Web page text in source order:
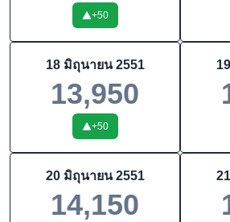
+50
18 มิถุนายน 2551
13,950
+50
20 มิถุนายน 2551
14,150